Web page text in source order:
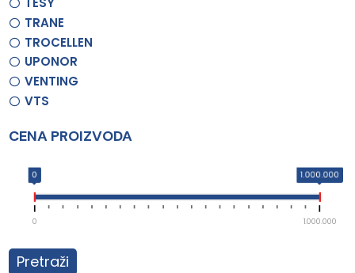
TRANE
TROCELLEN
UPONOR
VENTING
VTS
CENA PROIZVODA
0 1.000.000
0 1.000.000
Pretraži